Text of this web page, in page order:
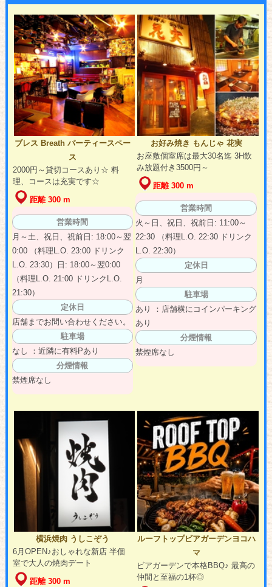
ブレス Breath パーティースペー
ス
2000円～貸切コースあり☆ 料
理、コースは充実です☆
距離 300 m
営業時間
月～土、祝日、祝前日: 18:00～翌
0:00 （料理L.O. 23:00 ドリンク
L.O. 23:30）日: 18:00～翌0:00
（料理L.O. 21:00 ドリンクL.O.
21:30）
定休日
店舗までお問い合わせください。
駐車場
なし ：近隣に有料Pあり
分煙情報
禁煙席なし
お好み焼き もんじゃ 花実
お座敷個室席は最大30名迄 3H飲
み放題付き3500円～
距離 300 m
営業時間
火～日、祝日、祝前日: 11:00～
22:30 （料理L.O. 22:30 ドリンク
L.O. 22:30）
定休日
月
駐車場
あり ：店舗横にコインパーキング
あり
分煙情報
禁煙席なし
横浜焼肉 うしこぞう
6月OPEN♪おしゃれな新店 半個
室で大人の焼肉デート
距離 300 m
ルーフトップビアガーデンヨコハ
マ
ビアガーデンで本格BBQ♪ 最高の
仲間と至福の1杯◎